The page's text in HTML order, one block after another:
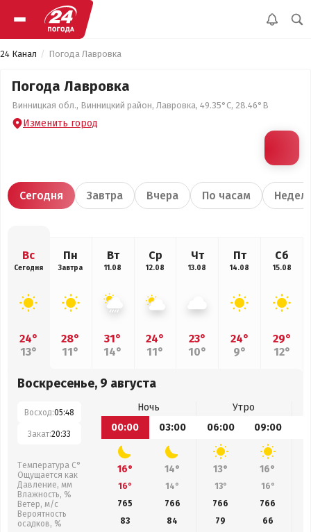
24 Канал Погода Лавровка
Погода Лавровка
Винницкая обл., Винницкий район, Лавровка, 49.35°С, 28.46°В
Изменить город
Сегодня Завтра Вчера По часам
Вс
Сегодня
24°
13°
Пн
Завтра
28°
11°
Вт
11.08
31°
14°
Ср
12.08
24°
11°
Чт
13.08
23°
10°
Пт
14.08
24°
9°
Сб
15.08
29°
12°
Воскресенье, 9 августа
Восход:05:48
Закат:20:33
Температура С°
Ощущается как
Давление, мм
Влажность, %
Ветер, м/с
Вероятность
осадков, %
Ночь
Утро
00:00
03:00 06:00 09:00
16° 14° 13° 16°
16° 14° 13° 16°
765
766 766 766
83
84 79 66